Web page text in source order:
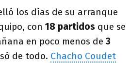
los días de su arranque
con 18 partidos que se
en poco menos de 3
de todo. Chacho Coudet